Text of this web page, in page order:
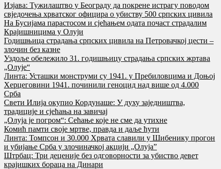
Изјава: Тужилаштво у Београду да покрене истрагу поводом
свједочења хрватског официра о убиству 500 српских цивила
На Бусијама парастосом и сјећањем одата почаст страдалим
Крајишницима у Олуји
Годишњица страдања српских цивила на Петровачкој цести –
злочин без казне
Уздоље обележило 31. годишњицу страдања српских жртава
„Олује“
Линта: Усташки монструми су 1941. у Пребиловцима и Доњој
Херцеговини 1941. починили геноцид над више од 4.000
Срба
Свети Илија окупио Кордунаше: У духу заједништва,
традиције и сјећања на завичај
„Олуја је погром“: Сећање које не сме да утихне
Комић памти своје мртве, правда и даље ћути
Линта: Томпсон и 30.000 Хрвата славили у Шибенику прогон
и убијање Срба у злочиначкој акцији „Олуја”
Штрбац: Три деценије без одговорности за убиство девет
крајишких бораца на Динари